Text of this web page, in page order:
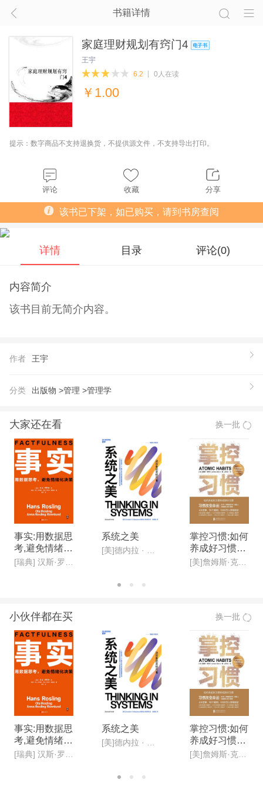
书籍详情
家庭理财规划有窍门4
王宇
6.2
0人在读
￥ 1.00
提示：数字商品不支持退换货，不提供源文件，不支持导出打印。
评论 收藏 分享
该书已下架，如已购买，请到书房查阅
详情 目录 评论(0)
内容简介
该书目前无简介内容。
作者 王宇
分类 出版物 >管理 >管理学
大家还在看 换一批
事实:用数据思
考,避免情绪化
决策(新版)
[瑞典] 汉斯·罗斯林, 欧拉·罗斯林,安娜·罗斯林·罗朗德
系统之美
[美]德内拉 · 梅多斯(Donella H· Meadows )
掌控习惯:如何
养成好习惯并
戒除坏习惯(新
[美]詹姆斯·克利尔,迩东晨/译
小伙伴都在买 换一批
事实:用数据思
考,避免情绪化
决策(新版)
系统之美
掌控习惯:如何
养成好习惯并
戒除坏习惯(新
[美]詹姆斯·克利尔,迩东晨/译